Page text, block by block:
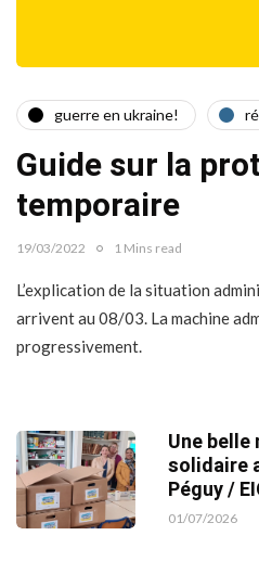
guerre en ukraine!
Guide sur la
temporaire
19/03/2022 1 Mins read
L’explication de la situation
arrivent au 08/03. La machine
progressivement.
Une
solidaire
Péguy /
01/07/2026